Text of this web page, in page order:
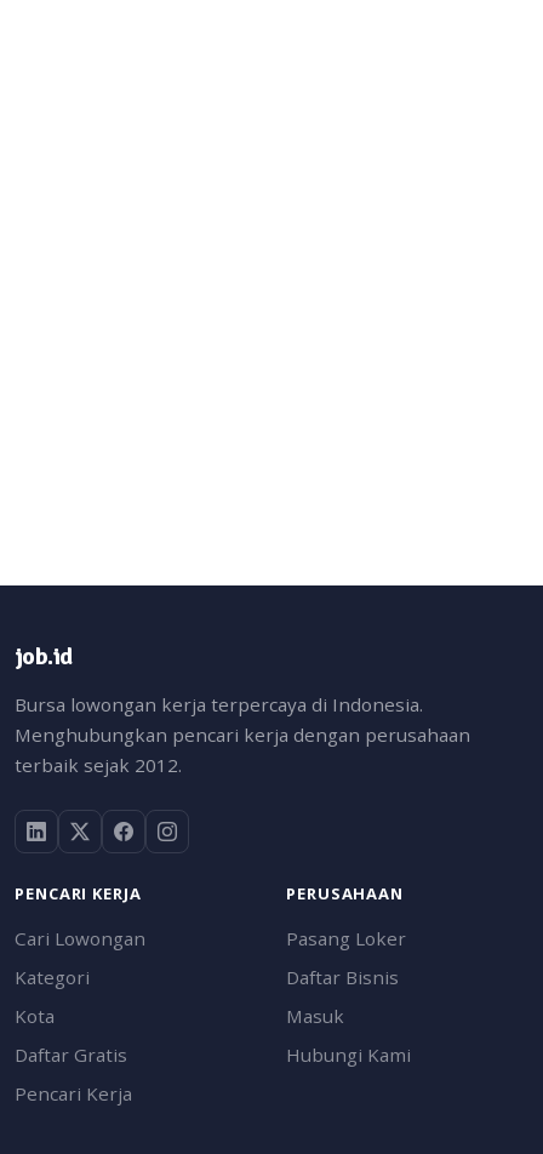
job.id
Bursa lowongan kerja terpercaya di Indonesia.
Menghubungkan pencari kerja dengan perusahaan
terbaik sejak 2012.
PENCARI KERJA
Cari Lowongan
Kategori
Kota
Daftar Gratis
Pencari Kerja
PERUSAHAAN
Pasang Loker
Daftar Bisnis
Masuk
Hubungi Kami